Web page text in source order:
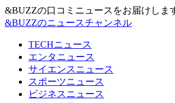
&BUZZの口コミニュースをお届けしま
&BUZZのニュースチャンネル
TECHニュース
エンタニュース
サイエンスニュース
スポーツニュース
ビジネスニュース